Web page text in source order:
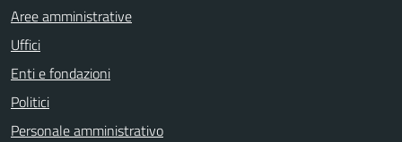
Aree amministrative
Uffici
Enti e fondazioni
Politici
Personale amministrativo